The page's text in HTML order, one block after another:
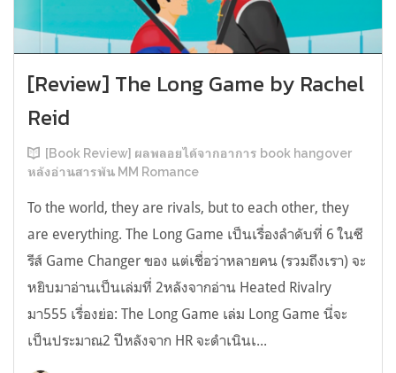
[Review] The Long Game by Rachel
Reid
[Book Review] ผลพลอยได้จากอาการ book hangover
หลังอ่านสารพัน MM Romance
To the world, they are rivals, but to each other, they
are everything. The Long Game เป็นเรื่องลำดับที่ 6 ในซี
รีส์ Game Changer ของ แต่เชื่อว่าหลายคน (รวมถึงเรา) จะ
หยิบมาอ่านเป็นเล่มที่ 2หลังจากอ่าน Heated Rivalry
มา555 เรื่องย่อ: The Long Game เล่ม Long Game นี่จะ
เป็นประมาณ2 ปีหลังจาก HR จะดำเนินเ...